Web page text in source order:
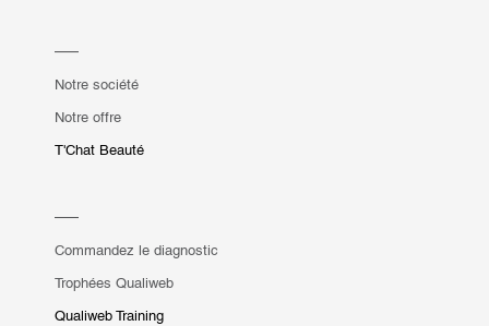
Notre société
Notre offre
T'Chat Beauté
Commandez le diagnostic
Trophées Qualiweb
Qualiweb Training